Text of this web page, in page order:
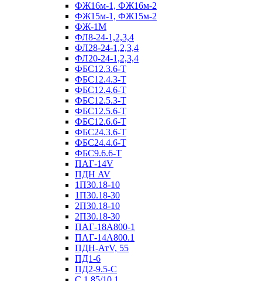
ФЖ16м-1, ФЖ16м-2
ФЖ15м-1, ФЖ15м-2
ФЖ-1М
ФЛ8-24-1,2,3,4
ФЛ28-24-1,2,3,4
ФЛ20-24-1,2,3,4
ФБС12.3.6-Т
ФБС12.4.3-Т
ФБС12.4.6-Т
ФБС12.5.3-Т
ФБС12.5.6-Т
ФБС12.6.6-Т
ФБС24.3.6-Т
ФБС24.4.6-Т
ФБС9.6.6-Т
ПАГ-14V
ПДН AV
1П30.18-10
1П30.18-30
2П30.18-10
2П30.18-30
ПАГ-18А800-1
ПАГ-14А800.1
ПДН-АтV, 55
ПД1-6
ПД2-9.5-С